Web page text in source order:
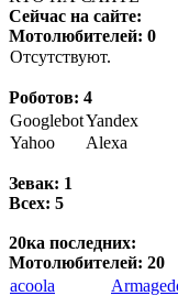
Сейчас на сайте:
Мотолюбителей: 0
Отсутствуют.
Роботов: 4
GooglebotYandex
Yahoo
Alexa
Зевак: 1
Всех: 5
20ка последних:
Мотолюбителей: 20
acoola